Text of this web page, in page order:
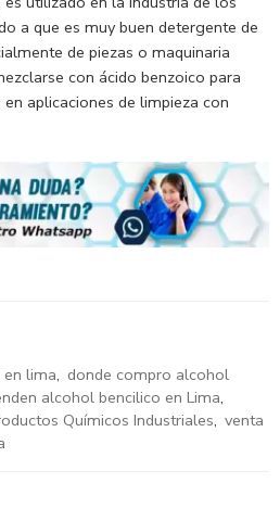
a que es muy buen detergente de
de piezas o maquinaria
con ácido benzoico para
aplicaciones de limpieza con
lima, donde compro alcohol
alcohol bencilico en Lima,
Químicos Industriales, venta